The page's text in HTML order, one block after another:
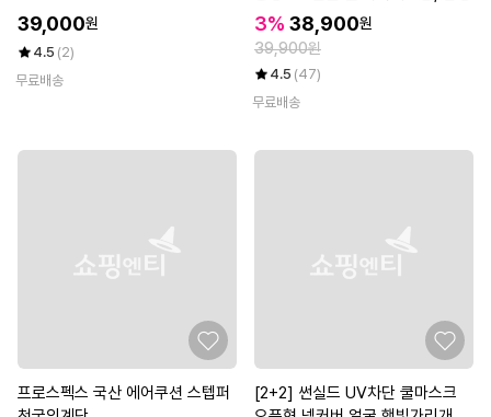
39,000원
4.5 (2)
무료배송
3% 38,900원
39,900원
4.5 (47)
무료배송
프로스펙스 국산 에어쿠션 스텝퍼
[2+2] 썬실드 UV차단 쿨마스크